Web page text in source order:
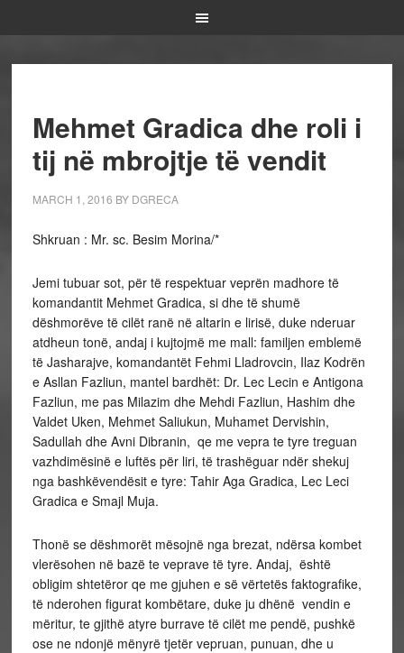
Mehmet Gradica dhe roli i
tij në mbrojtje të vendit
MARCH 1, 2016 BY DGRECA
Shkruan : Mr. sc. Besim Morina/*
Jemi tubuar sot, për të respektuar veprën madhore të
komandantit Mehmet Gradica, si dhe të shumë
dëshmorëve të cilët ranë në altarin e lirisë, duke nderuar
atdheun tonë, andaj i kujtojmë me mall: familjen emblemë
të Jasharajve, komandantët Fehmi Lladrovcin, Ilaz Kodrën
e Asllan Fazliun, mantel bardhët: Dr. Lec Lecin e Antigona
Fazliun, me pas Milazim dhe Mehdi Fazliun, Hashim dhe
Valdet Uken, Mehmet Saliukun, Muhamet Dervishin,
Sadullah dhe Avni Dibranin, qe me vepra te tyre treguan
vazhdimësinë e luftës për liri, të trashëguar ndër shekuj
nga bashkëvendësit e tyre: Tahir Aga Gradica, Lec Leci
Gradica e Smajl Muja.
Thonë se dëshmorët mësojnë nga brezat, ndërsa kombet
vlerësohen në bazë te veprave të tyre. Andaj, është
obligim shtetëror qe me gjuhen e së vërtetës faktografike,
të nderohen figurat kombëtare, duke ju dhënë vendin e
mëritur, te gjithë atyre burrave të cilët me pendë, pushkë
ose ne ndonjë mënyrë tjetër vepruan, punuan, dhe u